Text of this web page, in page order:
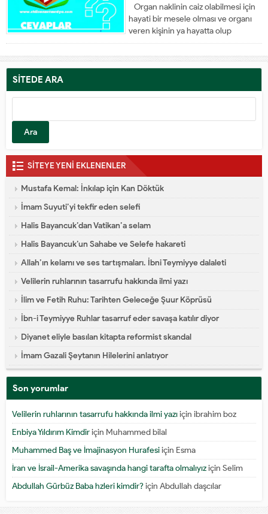
Organ naklinin caiz olabilmesi için
hayati bir mesele olması ve organı
veren kişinin ya hayatta olup
kendisine hiçbir zarar gelmemesi
veya tam ölmüş olması gerekiyor.
İŞTE O FETVA: Organ bağışı yapmak
CevapBismillahirrahmanirrahim
SİTEDE ARA
SİTEYE YENİ EKLENENLER
Mustafa Kemal: İnkılap için Kan Döktük
İmam Suyuti’yi tekfir eden selefi
Halis Bayancuk’dan Vatikan’a selam
Halis Bayancuk’un Sahabe ve Selefe hakareti
Allah’ın kelamı ve ses tartışmaları. İbni Teymiyye dalaleti
Velilerin ruhlarının tasarrufu hakkında ilmi yazı
İlim ve Fetih Ruhu: Tarihten Geleceğe Şuur Köprüsü
İbn-i Teymiyye Ruhlar tasarruf eder savaşa katılır diyor
Diyanet eliyle basılan kitapta reformist skandal
İmam Gazali Şeytanın Hilelerini anlatıyor
Son yorumlar
Velilerin ruhlarının tasarrufu hakkında ilmi yazıiçin ibrahim boz
Enbiya Yıldırım Kimdiriçin Muhammed bilal
Muhammed Baş ve İmajinasyon Hurafesiiçin Esma
İran ve İsrail-Amerika savaşında hangi tarafta olmalıyıziçin Selim
Abdullah Gürbüz Baba hzleri kimdir?için Abdullah daşcılar